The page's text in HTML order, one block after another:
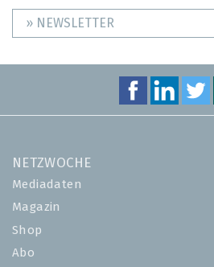
» NEWSLETTER
NETZWOCHE
Mediadaten
Magazin
Shop
Abo